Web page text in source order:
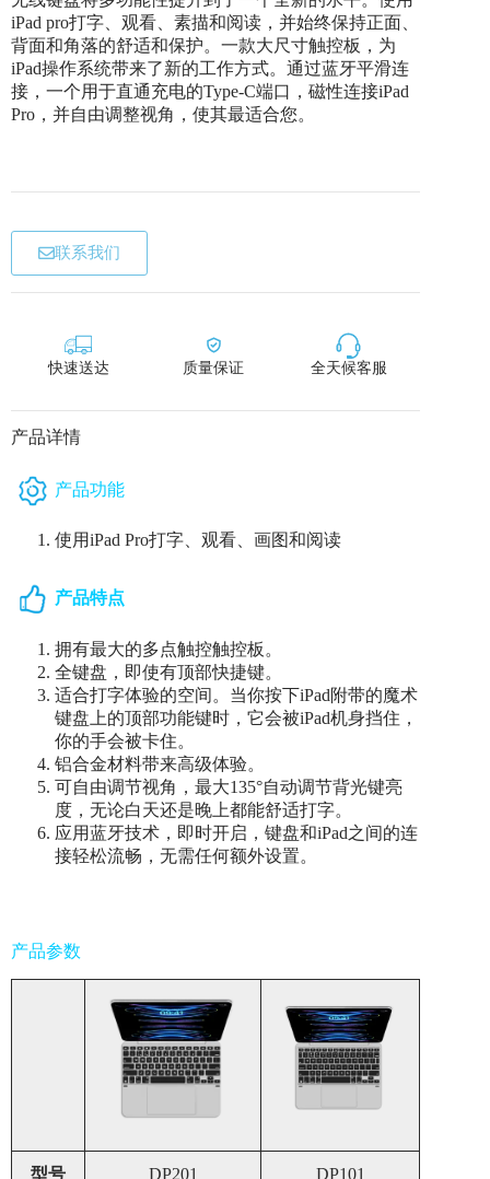
iPad pro打字、观看、素描和阅读，并始终保持正面、
背面和角落的舒适和保护。一款大尺寸触控板，为
iPad操作系统带来了新的工作方式。通过蓝牙平滑连
接，一个用于直通充电的Type-C端口，磁性连接iPad
Pro，并自由调整视角，使其最适合您。
联系我们
快速送达 质量保证 全天候客服
产品详情
产品功能
使用iPad Pro打字、观看、画图和阅读
产品特点
拥有最大的多点触控触控板。
全键盘，即使有顶部快捷键。
适合打字体验的空间。当你按下iPad附带的魔术
键盘上的顶部功能键时，它会被iPad机身挡住，
你的手会被卡住。
铝合金材料带来高级体验。
可自由调节视角，最大135°自动调节背光键亮
度，无论白天还是晚上都能舒适打字。
应用蓝牙技术，即时开启，键盘和iPad之间的连
接轻松流畅，无需任何额外设置。
产品参数
型号 DP201 DP101